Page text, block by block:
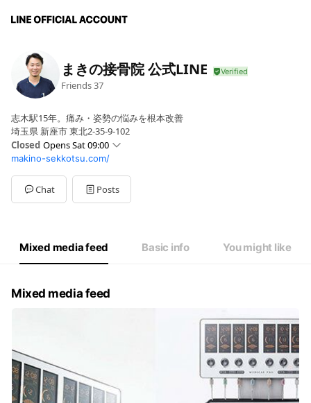
まきの接骨院 公式LINE
Friends37
志木駅15年。痛み・姿勢の悩みを根本改善
埼玉県 新座市 東北2-35-9-102
Closed Opens Sat 09:00
Sun00:00 - 00:00
Mon10:00 - 12:30,15:00 - 20:00
Tue10:00 - 12:30,15:00 - 20:00
Wed10:00 - 12:30,15:00 - 20:00
09:00 - 12:00,14:00 - 17:00
makino-sekkotsu.com/
Chat Posts
Mixed media feed Basic info You might like
Mixed media feed